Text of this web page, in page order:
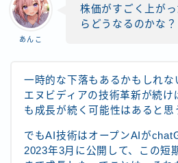
あんこ
株価がすごく上が
らどうなるのかな？
一時的な下落もあるかもしれな
エヌビディアの技術革新が続け
も成長が続く可能性はあると思
でもAI技術はオープンAIが
2023年3月に公開して、この短